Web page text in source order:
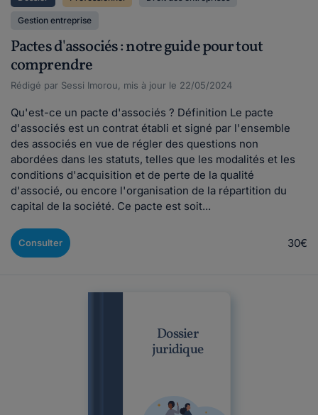
Gestion entreprise
Pactes d'associés : notre guide pour tout
comprendre
Rédigé par Sessi Imorou, mis à jour le 22/05/2024
Qu'est-ce un pacte d'associés ? Définition Le pacte
d'associés est un contrat établi et signé par l'ensemble
des associés en vue de régler des questions non
abordées dans les statuts, telles que les modalités et les
conditions d'acquisition et de perte de la qualité
d'associé, ou encore l'organisation de la répartition du
capital de la société. Ce pacte est soit...
Consulter 30€
Dossier
juridique